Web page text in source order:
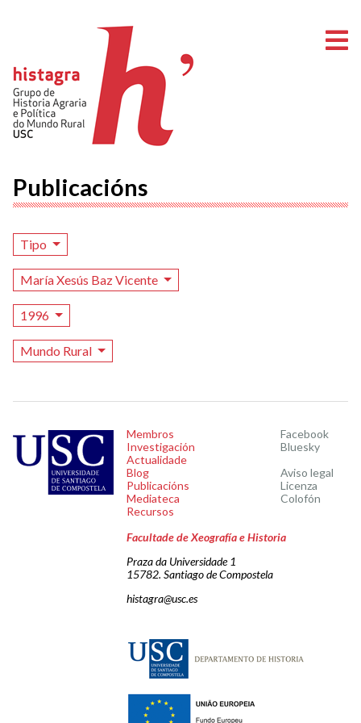
Publicacións
Tipo
María Xesús Baz Vicente
1996
Mundo Rural
Membros
Investigación
Actualidade
Blog
Publicacións
Mediateca
Recursos
Facebook
Bluesky
Aviso legal
Licenza
Colofón
Facultade de Xeografía e Historia
Praza da Universidade 1
15782. Santiago de Compostela
histagra@usc.es